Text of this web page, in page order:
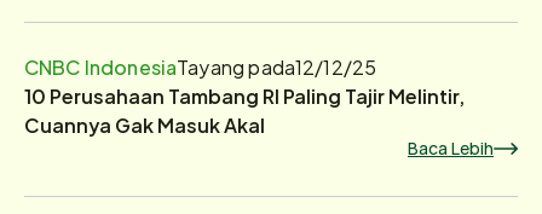
CNBC IndonesiaTayang pada12/12/25
10 Perusahaan Tambang RI Paling Tajir Melintir,
Cuannya Gak Masuk Akal
Baca Lebih